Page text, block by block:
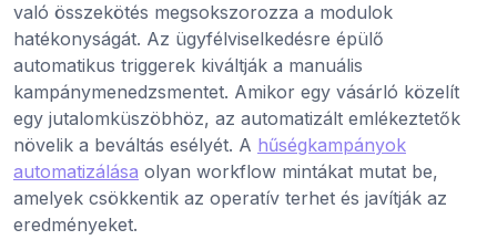
való összekötés megsokszorozza a modulok
hatékonyságát. Az ügyfélviselkedésre épülő
automatikus triggerek kiváltják a manuális
kampánymenedzsmentet. Amikor egy vásárló közelít
egy jutalomküszöbhöz, az automatizált emlékeztetők
növelik a beváltás esélyét. A hűségkampányok
automatizálása olyan workflow mintákat mutat be,
amelyek csökkentik az operatív terhet és javítják az
eredményeket.